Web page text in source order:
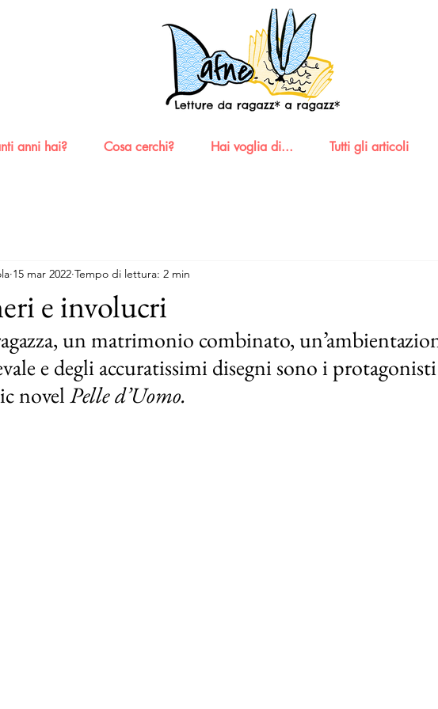
anni hai? Cosa cerchi? Hai voglia di... Tutti gli articoli
e involucri
15 mar 2022 Tempo di lettura: 2 min
un matrimonio combinato,
e degli accuratissimi disegni sono i
novel Pelle d’Uomo.